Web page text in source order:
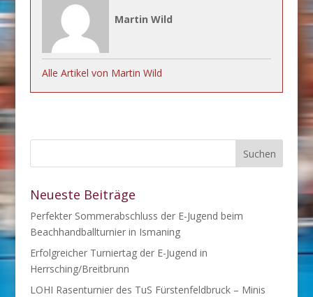
Martin Wild
Alle Artikel von Martin Wild
Neueste Beiträge
Perfekter Sommerabschluss der E-Jugend beim
Beachhandballturnier in Ismaning
Erfolgreicher Turniertag der E-Jugend in
Herrsching/Breitbrunn
LOHI Rasenturnier des TuS Fürstenfeldbruck – Minis